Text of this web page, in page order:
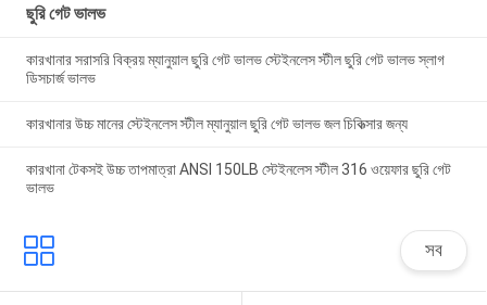
ছুরি গেট ভালভ
কারখানার সরাসরি বিক্রয় ম্যানুয়াল ছুরি গেট ভালভ স্টেইনলেস স্টীল ছুরি গেট ভালভ স্লাগ
ডিসচার্জ ভালভ
কারখানার উচ্চ মানের স্টেইনলেস স্টীল ম্যানুয়াল ছুরি গেট ভালভ জল চিকিত্সার জন্য
কারখানা টেকসই উচ্চ তাপমাত্রা ANSI 150LB স্টেইনলেস স্টীল 316 ওয়েফার ছুরি গেট
ভালভ
সব